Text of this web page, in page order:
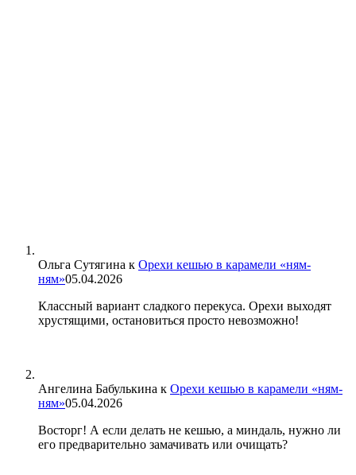
Ольга Сутягина к Орехи кешью в карамели «ням-
ням»05.04.2026
Классный вариант сладкого перекуса. Орехи выходят
хрустящими, остановиться просто невозможно!
Ангелина Бабулькина к Орехи кешью в карамели «ням-
ням»05.04.2026
Восторг! А если делать не кешью, а миндаль, нужно ли
его предварительно замачивать или очищать?